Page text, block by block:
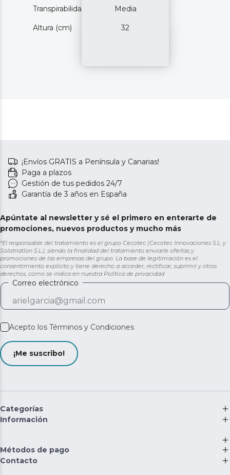
Transpirabilidad Media
Altura (cm) 32
¡Envíos GRATIS a Península y Canarias!
Paga a plazos
Gestión de tus pedidos 24/7
Garantía de 3 años en España
Apúntate al newsletter y sé el primero en enterarte de
promociones, nuevos productos y mucho más
*El responsable del tratamiento es el grupo Cecotec (Cecotec Innovaciones S.L. y
Solotriatlon S.L.), siendo la finalidad del tratamiento enviarle ofertas y
promociones de las empresas del grupo. La base de legitimación es el
consentimiento explícito y tiene derecho a acceder, rectificar, suprimir y otros
derechos, como se indica en nuestra Política de privacidad
Correo electrónico
Acepto los Términos y Condiciones
¡Me suscribo!
Categorías
Información
Métodos de pago
Contacto